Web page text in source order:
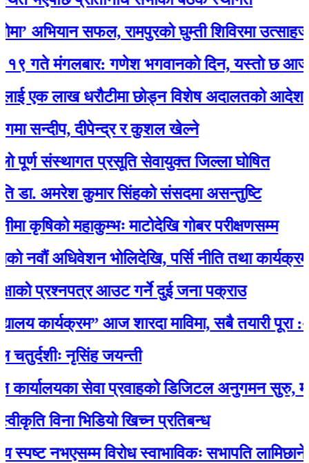
सफल, रामपुरको घुम्ती शिविरमा उत्साहजनक
गणेश भगवानकाे दिन, यस्ताे छ आजको
लाख धरौटीमा छोड्न विशेष अदालतको आदेश
दीपेन्द्र र कुशल खेल्ने
प्रसूति सेवायुक्त जिल्ला घोषित
कुमार सिंहको संसदमा असन्तुष्टि
महाकुम्भः माटोदेखि गोबर परीक्षणसम्म
भोलिदेखि, पर्सि नीति तथा कार्यक्रम
आउट गर्ने दुई जना पक्राउ
आज शारदा माविमा, सबै तयारी पूरा
नृसिंह जयन्ती
सेवा प्रवाहको डिजिटल अनुगमन सुरु, मन्त्री
भिडियो खिच्न प्रतिबन्ध
विरोध स्वाभाविकः सभापति लामिछाने